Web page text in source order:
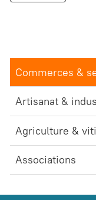
Commerces &
Artisanat &
Agriculture &
Associations